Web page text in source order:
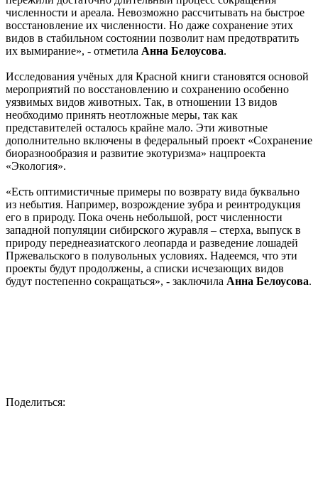
«Животные попадают в Красную книгу после того, как они
пережили достаточно длительный процесс сокращения
численности и ареала. Невозможно рассчитывать на быстрое
восстановление их численности. Но даже сохранение этих
их вымирание», - отметилаАнна Белоусова.
Исследования учёных для Красной книги становятся основой
мероприятий по восстановлению и сохранению особенно
уязвимых видов животных. Так, в отношении 13 видов
необходимо принять неотложные меры, так как
представителей осталось крайне мало. Эти животные
дополнительно включены в федеральный проект «Сохранение
«Экология».
«Есть оптимистичные примеры по возврату вида буквально
из небытия. Например, возрождение зубра и реинтродукция
его в природу. Пока очень небольшой, рост численности
западной популяции сибирского журавля – стерха, выпуск в
природу переднеазиатского леопарда и разведение лошадей
Пржевальского в полувольных условиях. Надеемся, что эти